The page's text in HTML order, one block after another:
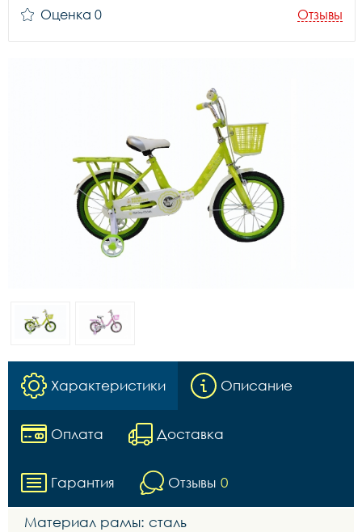
Оценка 0
Отзывы
Характеристики Описание
Оплата Доставка
Гарантия Отзывы 0
Материал рамы: сталь